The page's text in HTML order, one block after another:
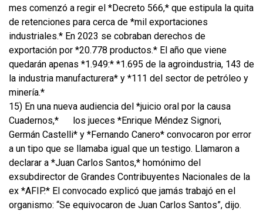
mes comenzó a regir el *Decreto 566,* que estipula la quita
de retenciones para cerca de *mil exportaciones
industriales.* En 2023 se cobraban derechos de
exportación por *20.778 productos.* El año que viene
quedarán apenas *1.949:* *1.695 de la agroindustria, 143 de
la industria manufacturera* y *111 del sector de petróleo y
minería.*
15) En una nueva audiencia del *juicio oral por la causa
Cuadernos,*
los jueces *Enrique Méndez Signori,
Germán Castelli* y *Fernando Canero* convocaron por error
a un tipo que se llamaba igual que un testigo. Llamaron a
declarar a *Juan Carlos Santos,* homónimo del
exsubdirector de Grandes Contribuyentes Nacionales de la
ex *AFIP.* El convocado explicó que jamás trabajó en el
organismo: “Se equivocaron de Juan Carlos Santos”, dijo.